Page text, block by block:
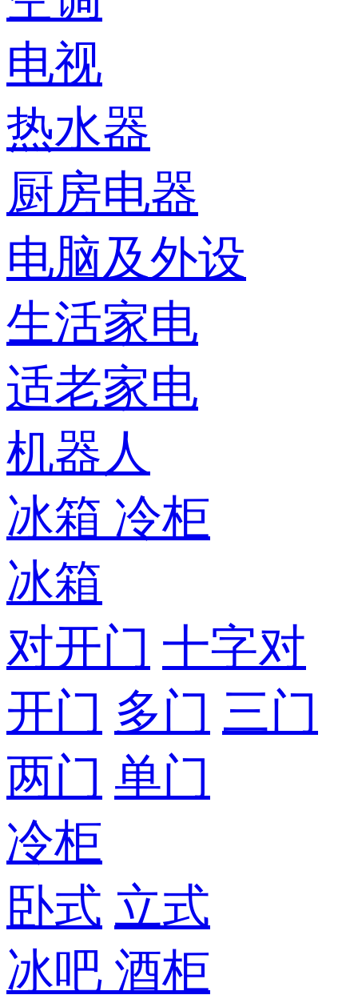
电视
热水器
厨房电器
电脑及外设
生活家电
适老家电
机器人
冰箱 冷柜
冰箱
对开门 十字对
开门 多门 三门
两门 单门
冷柜
卧式 立式
冰吧 酒柜